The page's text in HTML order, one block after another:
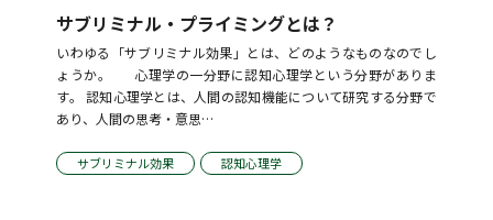
サブリミナル・プライミングとは？
いわゆる「サブリミナル効果」とは、どのようなものなのでし
ょうか。      心理学の一分野に認知心理学という分野がありま
す。 認知心理学とは、人間の認知機能について研究する分野で
あり、人間の思考・意思…
サブリミナル効果 認知心理学